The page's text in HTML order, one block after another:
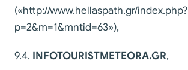
(«http://www.hellaspath.gr/index.php?
p=2&m=1&mntid=63»),
9.4. INFOTOURISTMETEORA.GR,